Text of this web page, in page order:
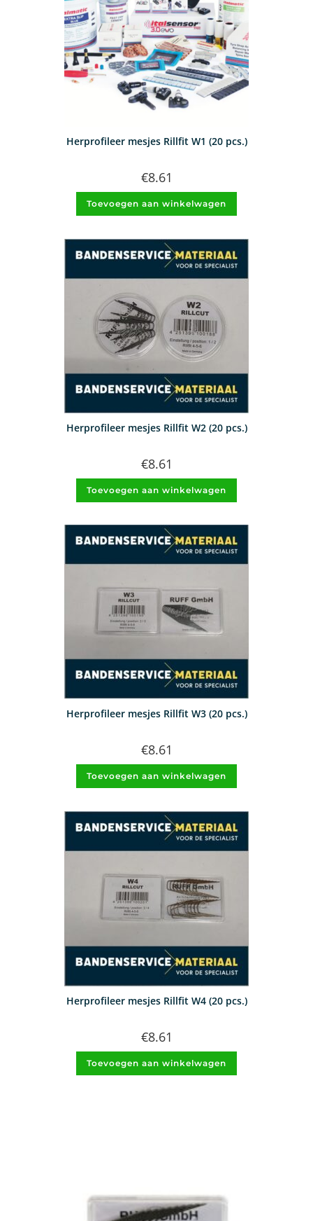
Herprofileer mesjes Rillfit W1 (20 pcs.)
€8.61
Toevoegen aan winkelwagen
Herprofileer mesjes Rillfit W2 (20 pcs.)
€8.61
Toevoegen aan winkelwagen
Herprofileer mesjes Rillfit W3 (20 pcs.)
€8.61
Toevoegen aan winkelwagen
Herprofileer mesjes Rillfit W4 (20 pcs.)
€8.61
Toevoegen aan winkelwagen